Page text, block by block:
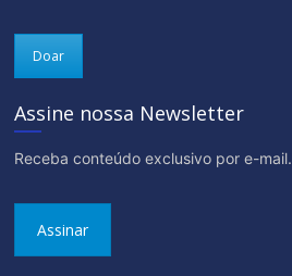
Doar
Assine nossa Newsletter
Receba conteúdo exclusivo por e-mail.
Assinar